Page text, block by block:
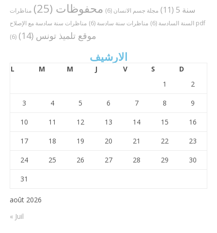
سنة 5
(11) مجلة جسم الانسان (6) محفوظات (25)
مناظرات
السنة السادسة (6) مناظرات سنة سادسة (6)
مناظرات سنة سادسة مع الإصلاح pdf
(6)
موقع تلميذ تونس (14)
الارشيف
août 2026
L M M J V S
D
1
2
3 4 5 6 7 8 9
10 11 12 13 14 15 16
17 18 19 20 21 22 23
24 25 26 27 28 29 30
31
« Juil